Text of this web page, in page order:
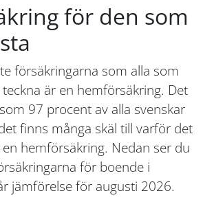
för den som
försäkringarna som alla som
är en hemförsäkring. Det
97 procent av alla svenskar
finns många skäl till varför det
hemförsäkring. Nedan ser du
för boende i
jämförelse för augusti 2026.